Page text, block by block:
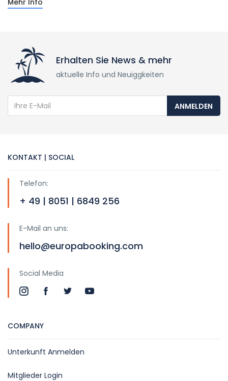
Mehr Info
Erhalten Sie News & mehr
aktuelle Info und Neuiggkeiten
ANMELDEN
KONTAKT | SOCIAL
Telefon:
+ 49 | 8051 | 6849 256
E-Mail an uns:
hello@europabooking.com
Social Media
COMPANY
Unterkunft Anmelden
Mitglieder Login